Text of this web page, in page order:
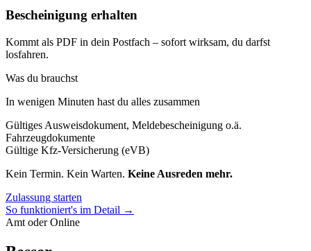
Bescheinigung erhalten
Kommt als PDF in dein Postfach – sofort wirksam, du darfst
losfahren.
Was du brauchst
In wenigen Minuten hast du alles zusammen
Gültiges Ausweisdokument, Meldebescheinigung o.ä.
Fahrzeugdokumente
Gültige Kfz-Versicherung (eVB)
Kein Termin. Kein Warten. Keine Ausreden mehr.
Zulassung starten
So funktioniert's im Detail →
Amt oder Online